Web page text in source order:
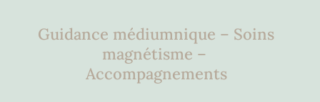
Guidance médiumnique – Soins
magnétisme –
Accompagnements